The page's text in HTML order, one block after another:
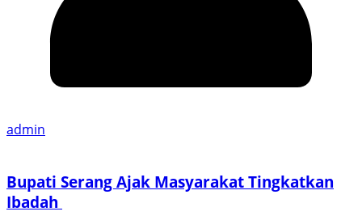
admin
Bupati Serang Ajak Masyarakat Tingkatkan
Ibadah